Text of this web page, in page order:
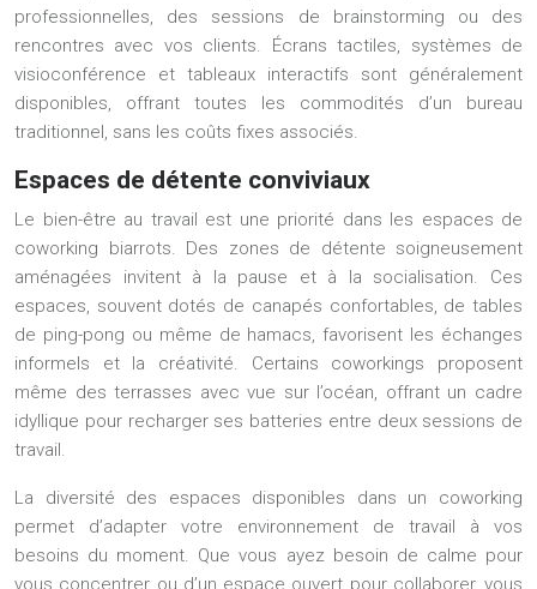
professionnelles, des sessions de brainstorming ou des
rencontres avec vos clients. Écrans tactiles, systèmes de
visioconférence et tableaux interactifs sont généralement
disponibles, offrant toutes les commodités d’un bureau
traditionnel, sans les coûts fixes associés.
Espaces de détente conviviaux
Le bien-être au travail est une priorité dans les espaces de
coworking biarrots. Des zones de détente soigneusement
aménagées invitent à la pause et à la socialisation. Ces
espaces, souvent dotés de canapés confortables, de tables
de ping-pong ou même de hamacs, favorisent les échanges
informels et la créativité. Certains coworkings proposent
même des terrasses avec vue sur l’océan, offrant un cadre
idyllique pour recharger ses batteries entre deux sessions de
travail.
La diversité des espaces disponibles dans un coworking
permet d’adapter votre environnement de travail à vos
besoins du moment. Que vous ayez besoin de calme pour
vous concentrer ou d’un espace ouvert pour collaborer, vous